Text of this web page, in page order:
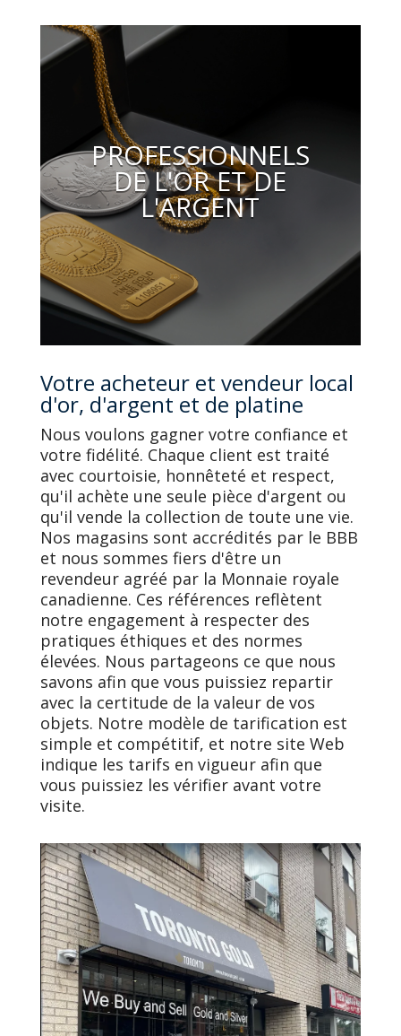
PROFESSIONNELS
DE L'OR ET DE
L'ARGENT
Votre acheteur et vendeur local
d'or, d'argent et de platine
Nous voulons gagner votre confiance et
votre fidélité. Chaque client est traité
avec courtoisie, honnêteté et respect,
qu'il achète une seule pièce d'argent ou
qu'il vende la collection de toute une vie.
Nos magasins sont accrédités par le BBB
et nous sommes fiers d'être un
revendeur agréé par la Monnaie royale
canadienne. Ces références reflètent
notre engagement à respecter des
pratiques éthiques et des normes
élevées. Nous partageons ce que nous
savons afin que vous puissiez repartir
avec la certitude de la valeur de vos
objets. Notre modèle de tarification est
simple et compétitif, et notre site Web
indique les tarifs en vigueur afin que
vous puissiez les vérifier avant votre
visite.